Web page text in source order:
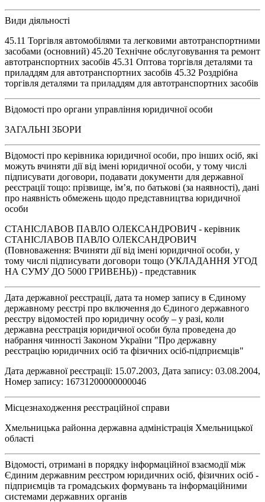
Види діяльності
45.11 Торгівля автомобілями та легковими автотранспортними
засобами (основний) 45.20 Технічне обслуговування та ремонт
автотранспортних засобів 45.31 Оптова торгівля деталями та
приладдям для автотранспортних засобів 45.32 Роздрібна
торгівля деталями та приладдям для автотранспортних засобів
Відомості про органи управління юридичної особи
ЗАГАЛЬНІ ЗБОРИ
Відомості про керівника юридичної особи, про інших осіб, які
можуть вчиняти дії від імені юридичної особи, у тому числі
підписувати договори, подавати документи для державної
реєстрації тощо: прізвище, ім’я, по батькові (за наявності), дані
про наявність обмежень щодо представництва юридичної
особи
СТАНІСЛАВОВ ПАВЛО ОЛЕКСАНДРОВИЧ - керівник
СТАНІСЛАВОВ ПАВЛО ОЛЕКСАНДРОВИЧ
(Повноваження: Вчиняти дії від імені юридичної особи, у
тому числі підписувати договори тощо (УКЛАДАННЯ УГОД
НА СУМУ ДО 5000 ГРИВЕНЬ)) - представник
Дата державної реєстрації, дата та номер запису в Єдиному
державному реєстрі про включення до Єдиного державного
реєстру відомостей про юридичну особу – у разі, коли
державна реєстрація юридичної особи була проведена до
набрання чинності Законом України "Про державну
реєстрацію юридичних осіб та фізичних осіб-підприємців"
Дата державної реєстрації: 15.07.2003, Дата запису: 03.08.2004,
Номер запису: 16731200000000046
Місцезнаходження реєстраційної справи
Хмельницька районна державна адміністрація Хмельницької
області
Відомості, отримані в порядку інформаційної взаємодії між
Єдиним державним реєстром юридичних осіб, фізичних осіб -
підприємців та громадських формувань та інформаційними
системами державних органів